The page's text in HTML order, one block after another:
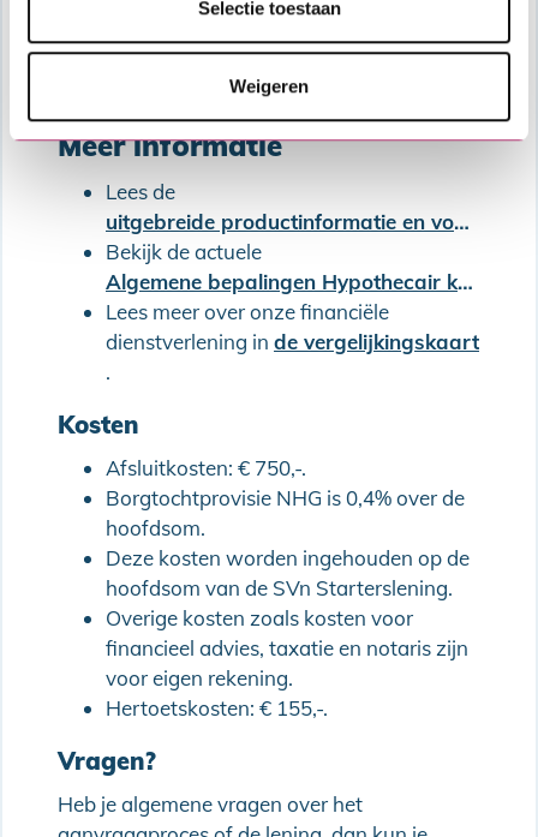
Selectie toestaan
Weigeren
Oplopende Combinatielening
Meer informatie
Lees de
uitgebreide productinformatie en voorwaarden van de SVn Starterslening
Bekijk de actuele
Algemene bepalingen Hypothecair krediet (met Combinatielening)
Lees meer over onze financiële
dienstverlening in de vergelijkingskaart
.
Kosten
Afsluitkosten: € 750,-.
Borgtochtprovisie NHG is 0,4% over de
hoofdsom.
Deze kosten worden ingehouden op de
hoofdsom van de SVn Starterslening.
Overige kosten zoals kosten voor
financieel advies, taxatie en notaris zijn
voor eigen rekening.
Hertoetskosten: € 155,-.
Vragen?
Heb je algemene vragen over het